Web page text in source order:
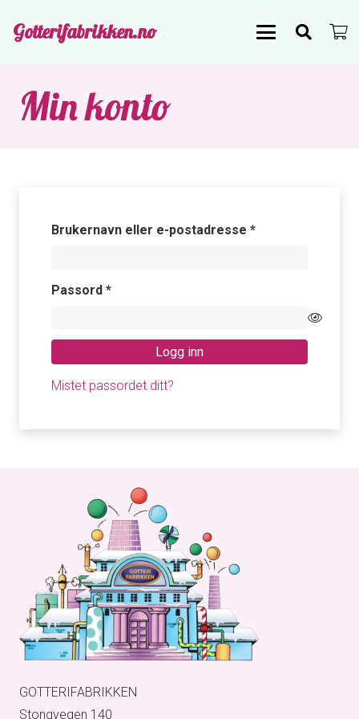
Gotterifabrikken.no
Min konto
Brukernavn eller e-postadresse *Påkrevd
Passord *Påkrevd
Logg inn
Mistet passordet ditt?
GOTTERIFABRIKKEN
Stongvegen 140